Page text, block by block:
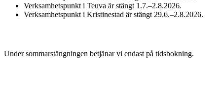
Verksamhetspunkt i Teuva är stängt 1.7.–2.8.2026.
Verksamhetspunkt i Kristinestad är stängt 29.6.–2.8.2026.
Under sommarstängningen betjänar vi endast på tidsbokning.